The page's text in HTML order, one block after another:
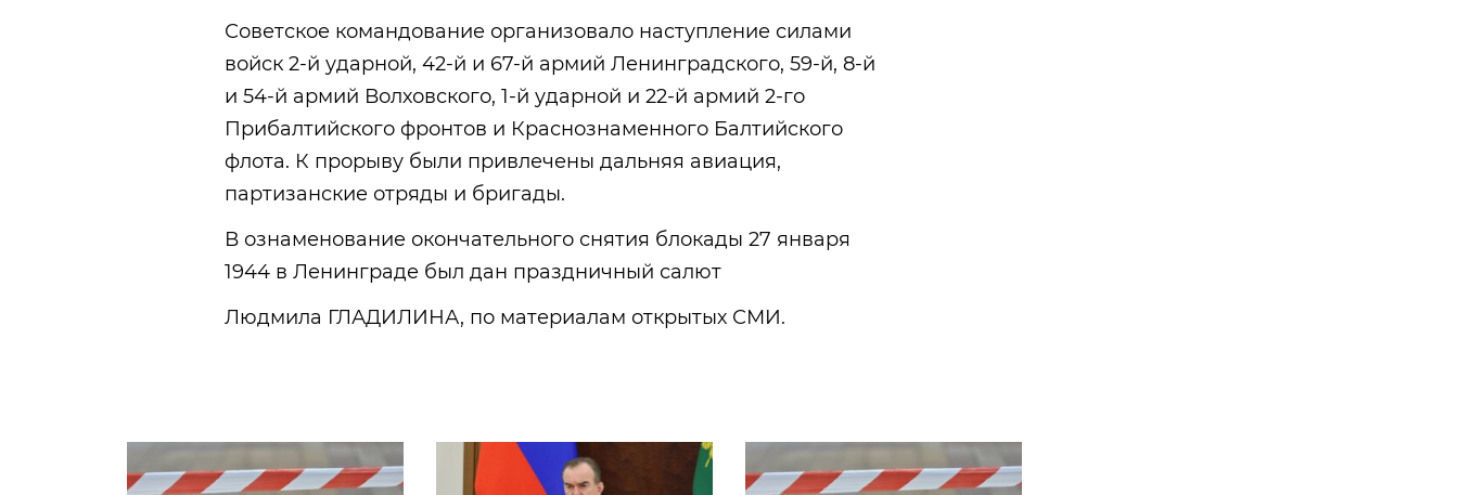
Советское командование организовало наступление силами
войск 2-й ударной, 42-й и 67-й армий Ленинградского, 59-й, 8-й
и 54-й армий Волховского, 1-й ударной и 22-й армий 2-го
Прибалтийского фронтов и Краснознаменного Балтийского
флота. К прорыву были привлечены дальняя авиация,
партизанские отряды и бригады.
В ознаменование окончательного снятия блокады 27 января
1944 в Ленинграде был дан праздничный салют
Людмила ГЛАДИЛИНА, по материалам открытых СМИ.